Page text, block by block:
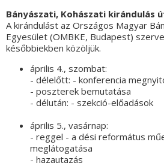
Bányászati, Kohászati kirándulás
A kirándulást az Országos Magyar
Egyesület (OMBKE, Budapest)
későbbiekben közöljük.
április 4., szombat:
- délelőtt: - konferencia
- poszterek bemutatása
- délután: - szekció-előadások
április 5., vasárnap:
- reggel - a dési református
meglátogatása
- hazautazás